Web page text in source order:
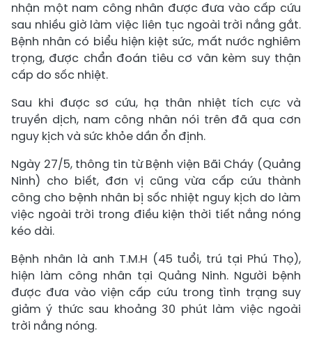
nhận một nam công nhân được đưa vào cấp cứu
sau nhiều giờ làm việc liên tục ngoài trời nắng gắt.
Bệnh nhân có biểu hiện kiệt sức, mất nước nghiêm
trọng, được chẩn đoán tiêu cơ vân kèm suy thận
cấp do sốc nhiệt.
Sau khi được sơ cứu, hạ thân nhiệt tích cực và
truyền dịch, nam công nhân nói trên đã qua cơn
nguy kịch và sức khỏe dần ổn định.
Ngày 27/5, thông tin từ Bệnh viện Bãi Cháy (Quảng
Ninh) cho biết, đơn vị cũng vừa cấp cứu thành
công cho bệnh nhân bị sốc nhiệt nguy kịch do làm
việc ngoài trời trong điều kiện thời tiết nắng nóng
kéo dài.
Bệnh nhân là anh T.M.H (45 tuổi, trú tại Phú Thọ),
hiện làm công nhân tại Quảng Ninh. Người bệnh
được đưa vào viện cấp cứu trong tình trạng suy
giảm ý thức sau khoảng 30 phút làm việc ngoài
trời nắng nóng.